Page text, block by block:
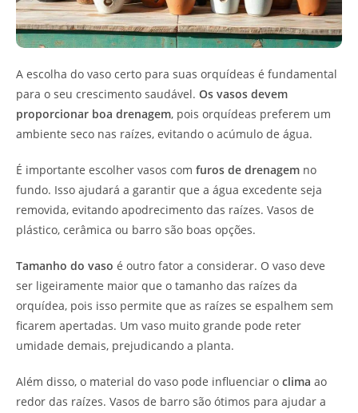
A escolha do vaso certo para suas orquídeas é fundamental
para o seu crescimento saudável. Os vasos devem
proporcionar boa drenagem, pois orquídeas preferem um
ambiente seco nas raízes, evitando o acúmulo de água.
É importante escolher vasos com furos de drenagem no
fundo. Isso ajudará a garantir que a água excedente seja
removida, evitando apodrecimento das raízes. Vasos de
plástico, cerâmica ou barro são boas opções.
Tamanho do vaso é outro fator a considerar. O vaso deve
ser ligeiramente maior que o tamanho das raízes da
orquídea, pois isso permite que as raízes se espalhem sem
ficarem apertadas. Um vaso muito grande pode reter
umidade demais, prejudicando a planta.
Além disso, o material do vaso pode influenciar o clima ao
redor das raízes. Vasos de barro são ótimos para ajudar a